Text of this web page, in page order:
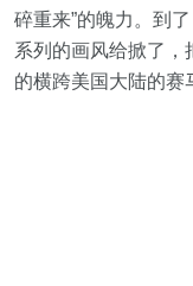
碎重来”的魄力。到
系列的画风给掀了，
的横跨美国大陆的赛